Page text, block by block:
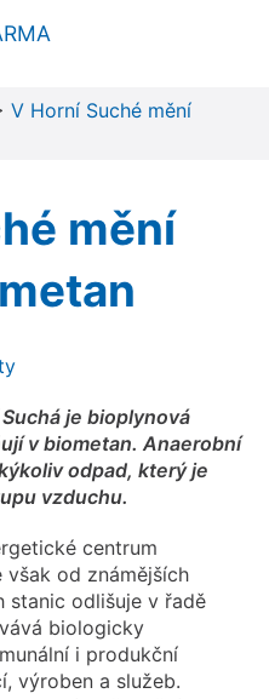
V Horní Suché mění
mění
je bioplynová
v biometan. Anaerobní
odpad, který je
vzduchu.
centrum
od známějších
stanic odlišuje v řadě
biologicky
i produkční
výroben a služeb.